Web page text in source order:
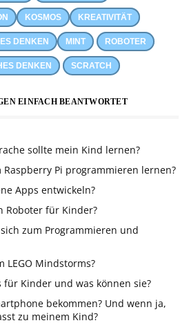
KOSMOS KREATIVITÄT
DENKEN MINT ROBOTER
DENKEN SCRATCH
EINFACH BEANTWORTET
sollte mein Kind lernen?
Pi programmieren lernen?
Apps entwickeln?
Roboter für Kinder?
zum Programmieren und
LEGO Mindstorms?
Kinder und was können sie?
bekommen? Und wenn ja,
zu meinem Kind?